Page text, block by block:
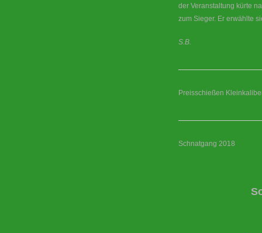
der Veranstaltung kürte
zum Sieger. Er erwählte
S.B.
Preisschießen
Schnatgang 2018